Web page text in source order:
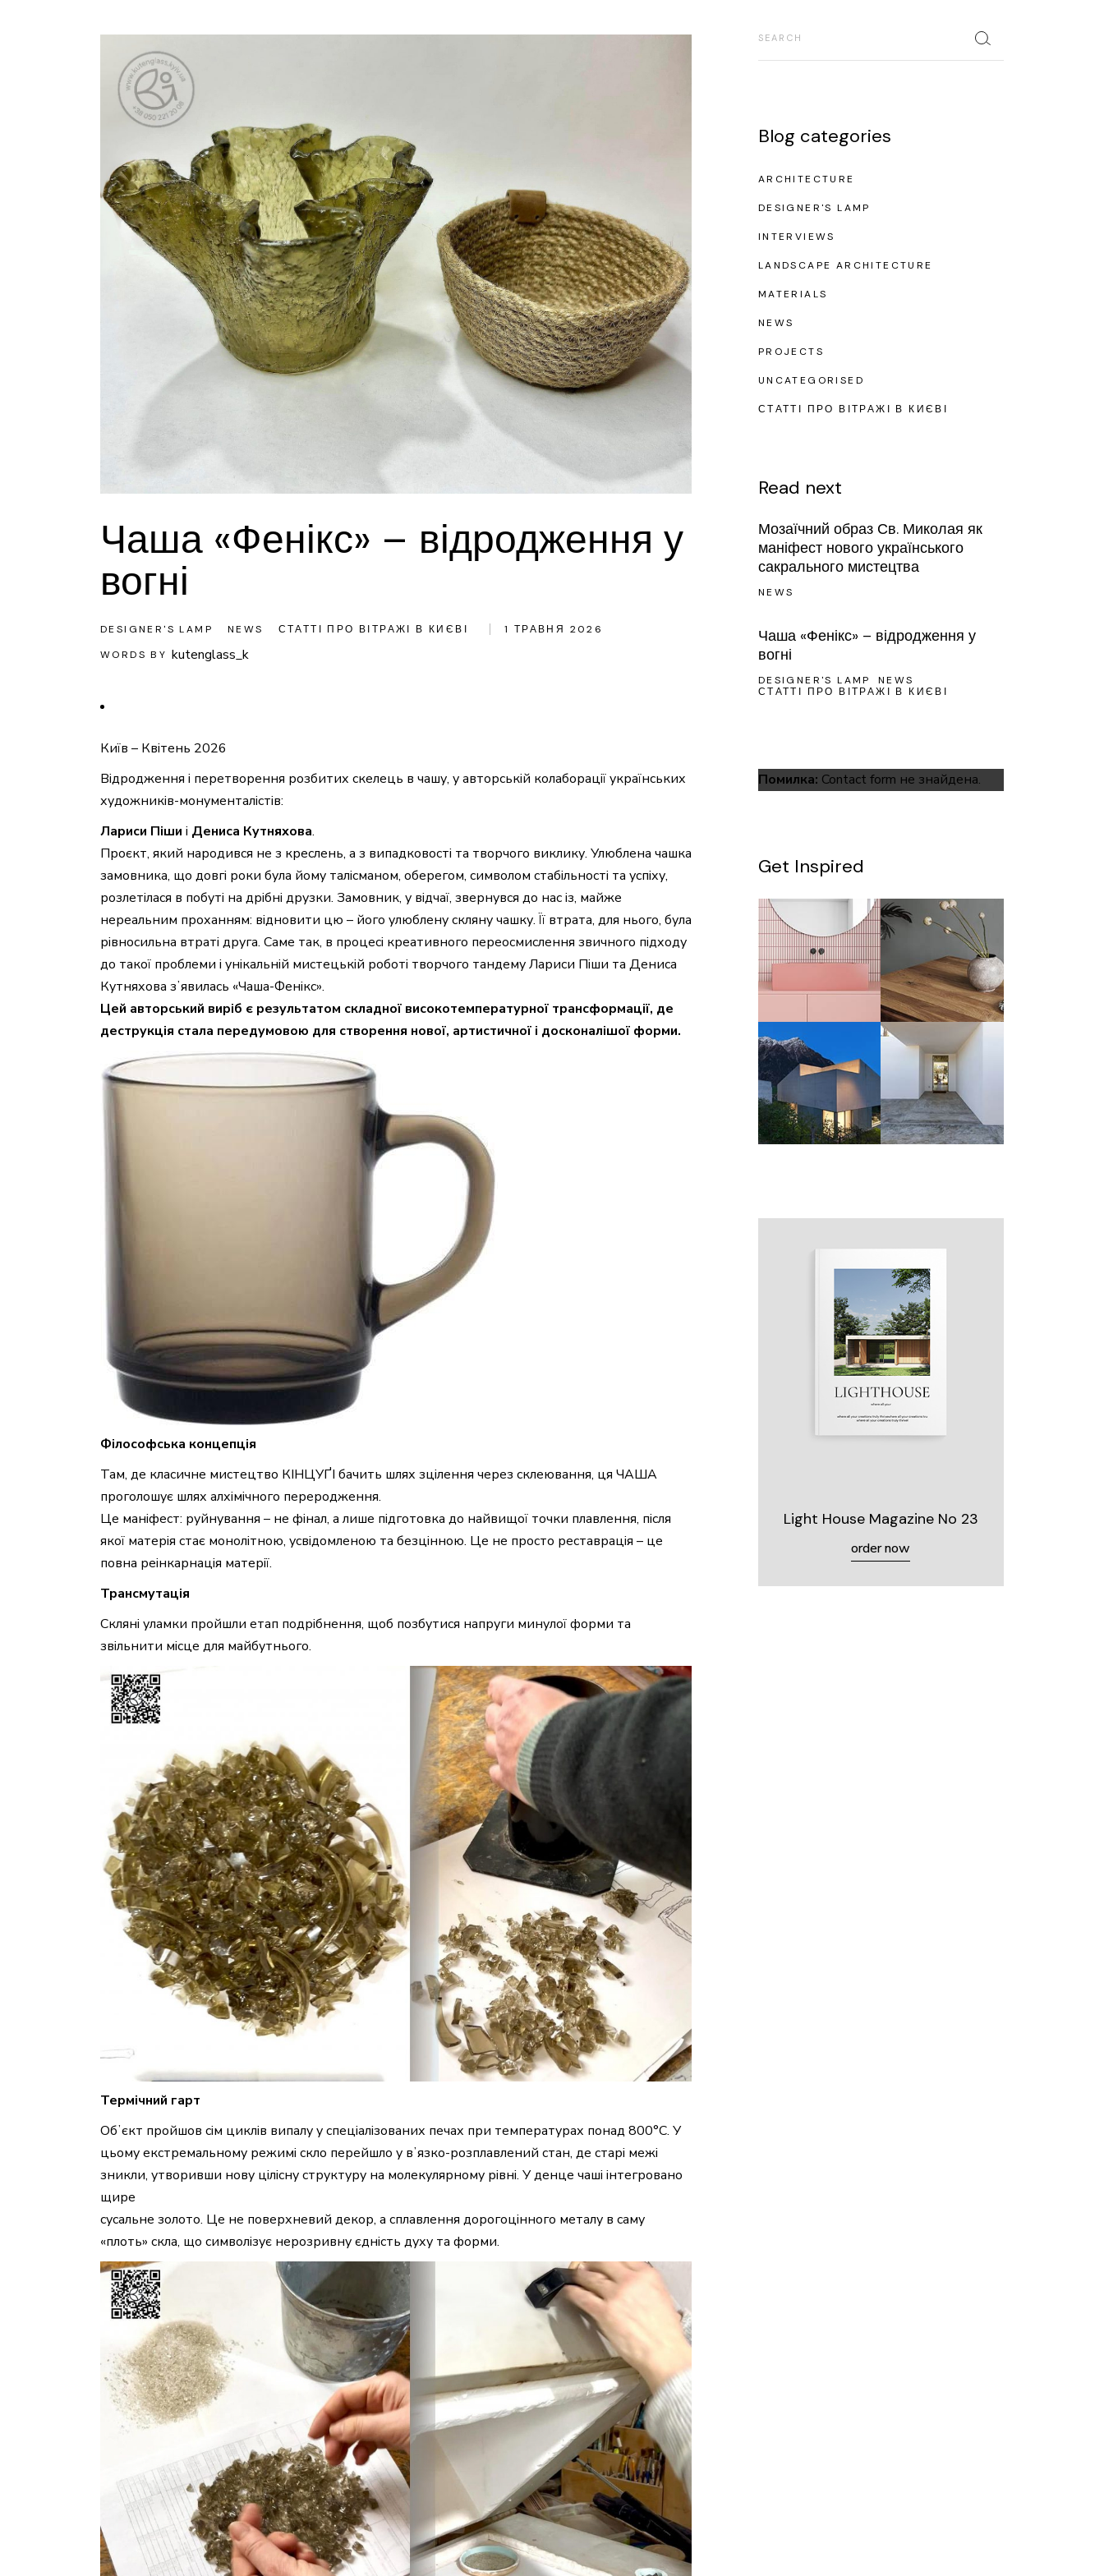
Чаша «Фенікс» – відродження у
вогні
DESIGNER'S LAMP NEWS СТАТТІ ПРО ВІТРАЖІ В КИЄВІ
1 ТРАВНЯ 2026
WORDS BY kutenglass_k
Київ – Квітень 2026
Відродження і перетворення розбитих скелець в чашу, у авторській колаборації українських
художників-монументалістів:
Лариси Піши і Дениса Кутняхова.
Проєкт, який народився не з креслень, а з випадковості та творчого виклику. Улюблена чашка
замовника, що довгі роки була йому талісманом, оберегом, символом стабільності та успіху,
розлетілася в побуті на дрібні друзки. Замовник, у відчаї, звернувся до нас із, майже
нереальним проханням: відновити цю – його улюблену скляну чашку. Її втрата, для нього, була
рівносильна втраті друга. Саме так, в процесі креативного переосмислення звичного підходу
до такої проблеми і унікальній мистецькій роботі творчого тандему Лариси Піши та Дениса
Кутняхова зʼявилась «Чаша-Фенікс».
Цей авторський виріб є результатом складної високотемпературної трансформації, де
деструкція стала передумовою для створення нової, артистичної і досконалішої форми.
Філософська концепція
Там, де класичне мистецтво КІНЦУҐІ бачить шлях зцілення через склеювання, ця ЧАША
проголошує шлях алхімічного переродження.
Це маніфест: руйнування – не фінал, а лише підготовка до найвищої точки плавлення, після
якої матерія стає монолітною, усвідомленою та безцінною. Це не просто реставрація – це
повна реінкарнація матерії.
Трансмутація
Скляні уламки пройшли етап подрібнення, щоб позбутися напруги минулої форми та
звільнити місце для майбутнього.
Термічний гарт
Обʼєкт пройшов сім циклів випалу у спеціалізованих печах при температурах понад 800°С. У
цьому екстремальному режимі скло перейшло у вʼязко-розплавлений стан, де старі межі
зникли, утворивши нову цілісну структуру на молекулярному рівні. У денце чаші інтегровано
щире
сусальне золото. Це не поверхневий декор, а сплавлення дорогоцінного металу в саму
«плоть» скла, що символізує нерозривну єдність духу та форми.
Blog categories
ARCHITECTURE
DESIGNER'S LAMP
INTERVIEWS
LANDSCAPE ARCHITECTURE
MATERIALS
NEWS
PROJECTS
UNCATEGORISED
СТАТТІ ПРО ВІТРАЖІ В КИЄВІ
Read next
Мозаїчний образ Св. Миколая як
маніфест нового українського
сакрального мистецтва
NEWS
Чаша «Фенікс» – відродження у
вогні
DESIGNER'S LAMP
NEWS
СТАТТІ ПРО ВІТРАЖІ В КИЄВІ
Помилка: Contact form не знайдена.
Get Inspired
Light House Magazine No 23
order now